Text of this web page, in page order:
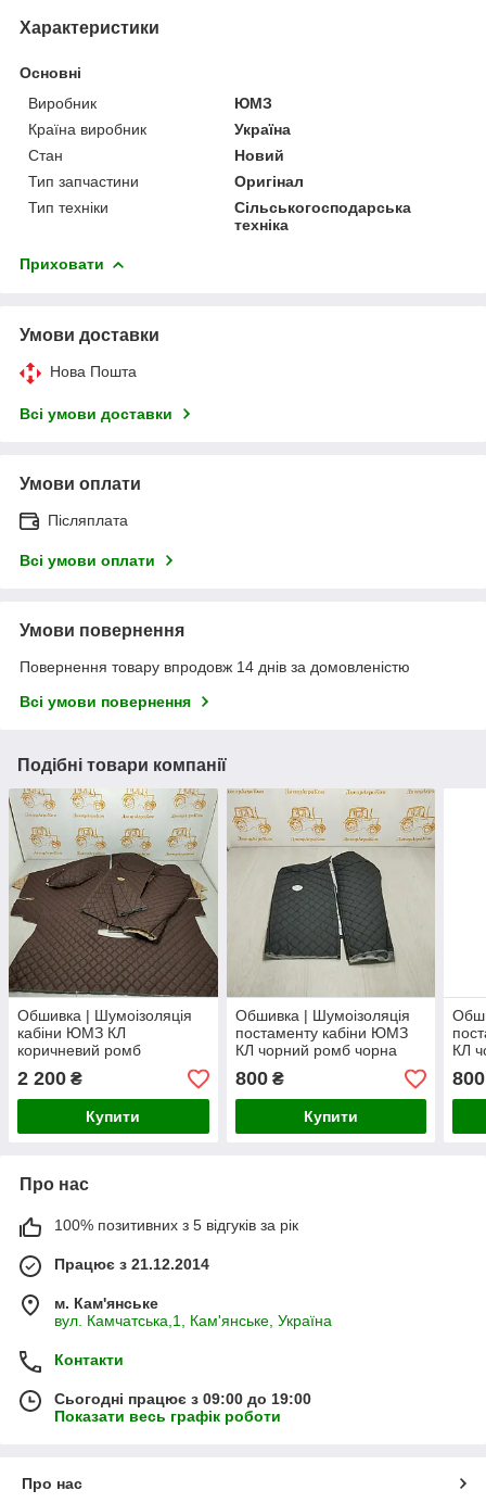
Характеристики
Основні
Виробник
ЮМЗ
Країна виробник
Україна
Стан
Новий
Тип запчастини
Оригінал
Тип техніки
Сільськогосподарська
техніка
Приховати
Умови доставки
Нова Пошта
Всі умови доставки
Умови оплати
Післяплата
Всі умови оплати
Умови повернення
Повернення товару впродовж 14 днів за домовленістю
Всі умови повернення
Подібні товари компанії
Обшивка | Шумоізоляція
кабіни ЮМЗ КЛ
коричневий ромб
коричнева нитка
2 200 ₴
Купити
Обшивка | Шумоізоляція
постаменту кабіни ЮМЗ
КЛ чорний ромб чорна
нитка
800₴
Купити
КЛ
800
Про нас
100% позитивних з 5 відгуків за рік
Працює з 21.12.2014
м. Кам'янське
вул. Камчатська,1, Кам'янське, Україна
Контакти
Сьогодні працює з 09:00 до 19:00
Показати весь графік роботи
Про нас